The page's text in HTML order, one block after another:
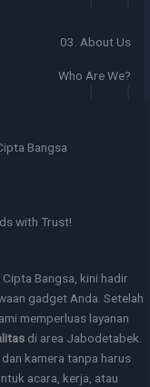
03. About Us
Who Are We?
Bangsa
with Trust!
Bangsa, kini hadir
gadget Anda. Setelah
memperluas layanan
di area Jabodetabek.
kamera tanpa harus
acara, kerja, atau